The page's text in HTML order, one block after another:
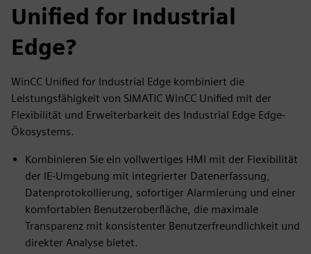
Unified for Industrial
Edge?
WinCC Unified for Industrial Edge kombiniert die
Leistungsfähigkeit von SIMATIC WinCC Unified mit der
Flexibilität und Erweiterbarkeit des Industrial Edge Edge-
Ökosystems.
Kombinieren Sie ein vollwertiges HMI mit der Flexibilität
der IE-Umgebung mit integrierter Datenerfassung,
Datenprotokollierung, sofortiger Alarmierung und einer
komfortablen Benutzeroberfläche, die maximale
Transparenz mit konsistenter Benutzerfreundlichkeit und
direkter Analyse bietet.